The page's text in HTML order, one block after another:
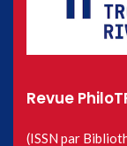
Revue
(ISSN par